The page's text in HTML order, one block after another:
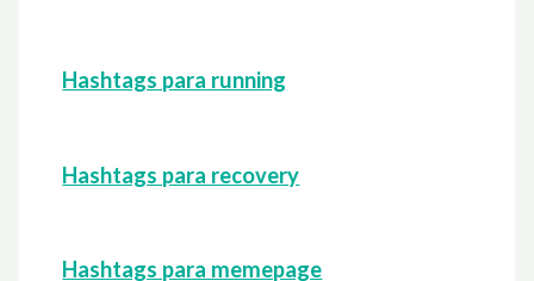
Hashtags para running
Hashtags para recovery
Hashtags para memepage